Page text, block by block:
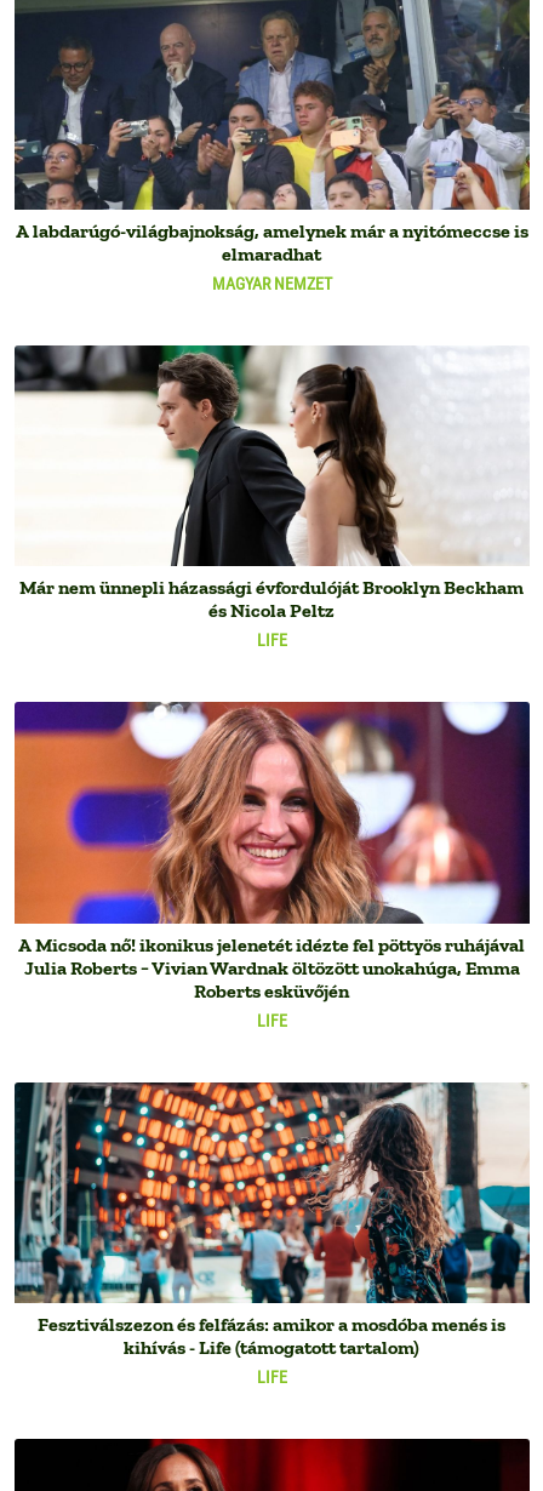
MAGYAR NEMZET
A labdarúgó-világbajnokság, amelynek már a nyitómeccse is
elmaradhat
LIFE
Már nem ünnepli házassági évfordulóját Brooklyn Beckham
és Nicola Peltz
LIFE
A Micsoda nő! ikonikus jelenetét idézte fel pöttyös ruhájával
Julia Roberts − Vivian Wardnak öltözött unokahúga, Emma
Roberts esküvőjén
LIFE
Fesztiválszezon és felfázás: amikor a mosdóba menés is
kihívás - Life (támogatott tartalom)